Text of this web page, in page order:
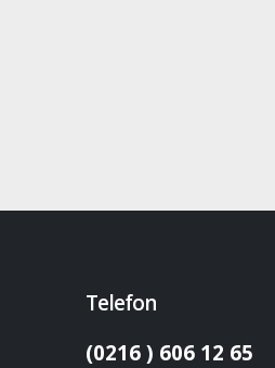
Telefon
(0216 ) 606 12 65